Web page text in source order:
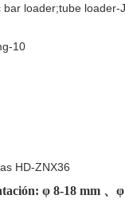
HD-ZNX36
φ 8-18 mm 、φ